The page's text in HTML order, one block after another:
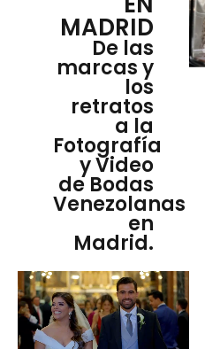
MADRID
De las
marcas y
los
retratos
a la
Fotografía
y Video
de Bodas
Venezolanas
en
Madrid.